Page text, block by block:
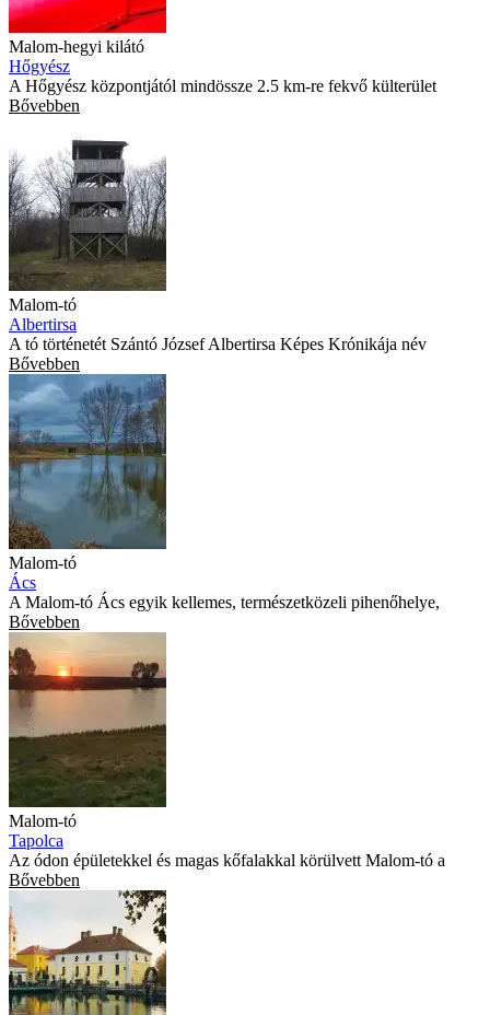
Malom-hegyi kilátó
Hőgyész
A Hőgyész központjától mindössze 2.5 km-re fekvő külterület
Bővebben
Malom-tó
Albertirsa
A tó történetét Szántó József Albertirsa Képes Krónikája név
Bővebben
Malom-tó
Ács
A Malom-tó Ács egyik kellemes, természetközeli pihenőhelye,
Bővebben
Malom-tó
Tapolca
Az ódon épületekkel és magas kőfalakkal körülvett Malom-tó a
Bővebben